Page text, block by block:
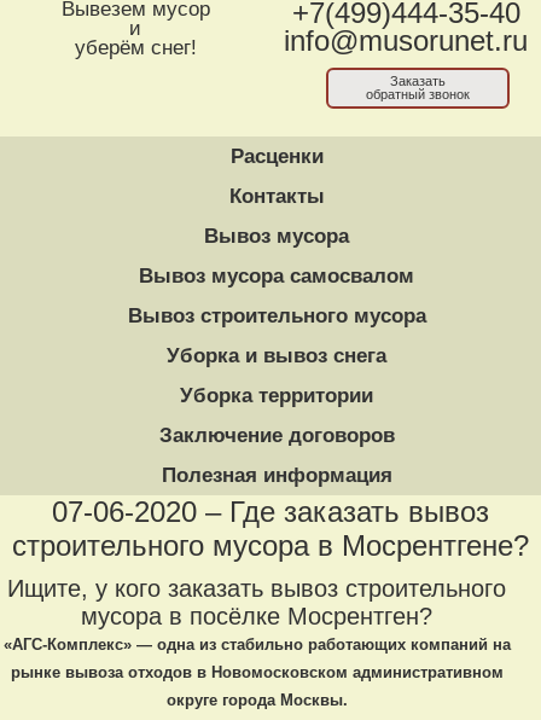
Вывезем мусор
и
уберём снег!
+7(499)444-35-40
info@musorunet.ru
Заказать
обратный звонок
Расценки
Контакты
Вывоз мусора
Вывоз мусора самосвалом
Вывоз строительного мусора
Уборка и вывоз снега
Уборка территории
Заключение договоров
Полезная информация
07-06-2020 – Где заказать вывоз
строительного мусора в Мосрентгене?
Ищите, у кого заказать вывоз строительного
мусора в посёлке Мосрентген?
«АГС-Комплекс» — одна из стабильно работающих компаний на
рынке вывоза отходов в Новомосковском административном
округе города Москвы.